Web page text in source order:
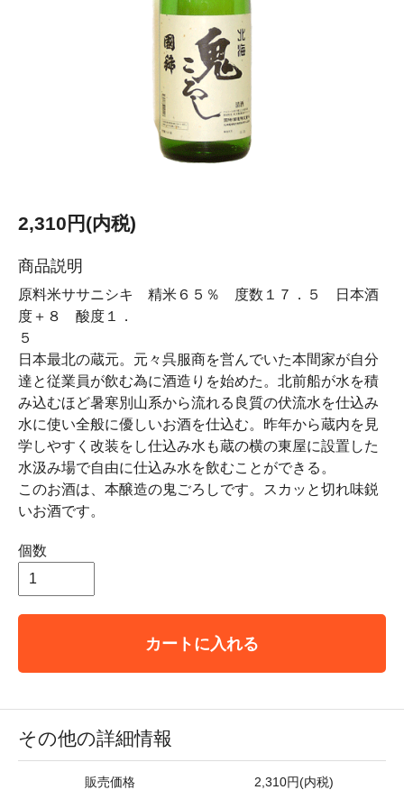
2,310円(内税)
商品説明
原料米ササニシキ 精米６５％ 度数１７．５ 日本酒
度＋８ 酸度１．
日本最北の蔵元。元々呉服商を営んでいた本間家が自分
達と従業員が飲む為に酒造りを始めた。北前船が水を積
み込むほど暑寒別山系から流れる良質の伏流水を仕込み
水に使い全般に優しいお酒を仕込む。昨年から蔵内を見
学しやすく改装をし仕込み水も蔵の横の東屋に設置した
水汲み場で自由に仕込み水を飲むことができる。
このお酒は、本醸造の鬼ごろしです。スカッと切れ味鋭
いお酒です。
個数
カートに入れる
その他の詳細情報
販売価格 2,310円(内税)